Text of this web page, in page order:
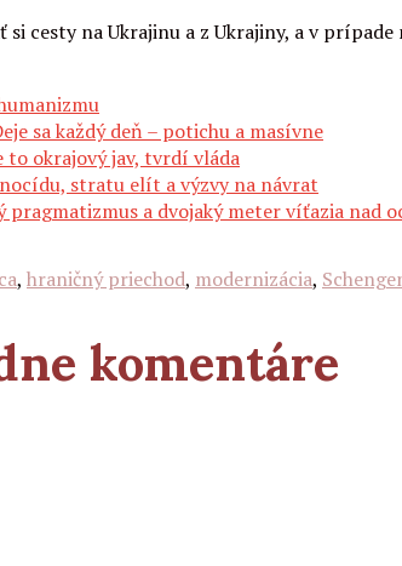
si cesty na Ukrajinu a z Ukrajiny, a v
sa každý deň – potichu a masívne
to okrajový jav, tvrdí vláda
stratu elít a výzvy na návrat
pragmatizmus a dvojaký meter víťazia nad
, hraničný priechod, modernizácia,
komentáre